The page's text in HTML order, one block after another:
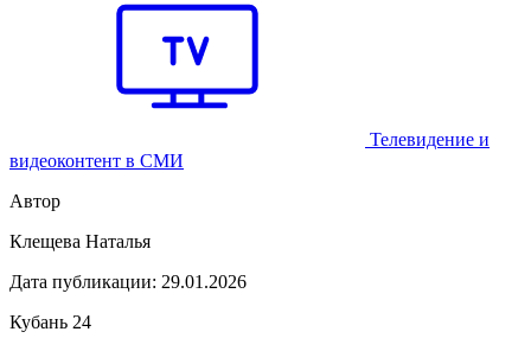
Телевидение и
видеоконтент в СМИ
Автор
Клещева Наталья
Дата публикации: 29.01.2026
Кубань 24